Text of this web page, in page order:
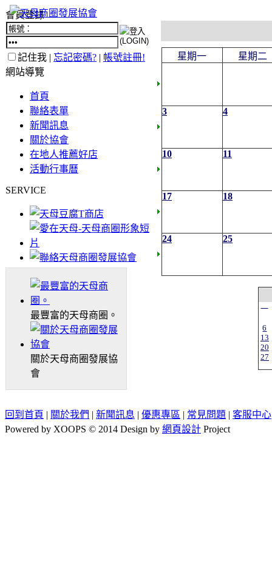
會員登錄
記住我 | 忘記密碼? | 帳號註冊!
網站導覽
首頁
聯絡表單
新聞訊息
關於協會
在地人推薦好店
活動行事曆
SERVICE
最豐富的天母商圈。
關於天母商圈發展協
會
星期一 星期二
3 4
10 11
17 18
24 25
一
6
13
20
27
回到首頁 | 關於我們 | 新聞訊息 | 優惠專區 | 常見問題 | 客服中心
Powered by XOOPS © 2014 Design by 網頁設計 Project